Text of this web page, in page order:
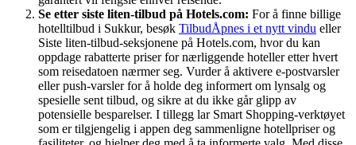
Se etter siste liten-tilbud på Hotels.com: For å finne billige
hotelltilbud i Sukkur, besøk TilbudÅpnes i et nytt vindu eller
Siste liten-tilbud-seksjonene på Hotels.com, hvor du kan
oppdage rabatterte priser for nærliggende hoteller etter hvert
som reisedatoen nærmer seg. Vurder å aktivere e-postvarsler
eller push-varsler for å holde deg informert om lynsalg og
spesielle sent tilbud, og sikre at du ikke går glipp av
potensielle besparelser. I tillegg lar Smart Shopping-verktøyet
som er tilgjengelig i appen deg sammenligne hotellpriser og